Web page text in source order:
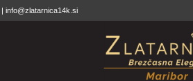
| info@zlatarnica14k.si